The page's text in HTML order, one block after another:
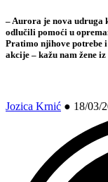
– Aurora je nova udruga
odlučili pomoći u
Pratimo njihove potrebe
akcije – kažu nam žene
Jozica Krnić ● 18/03/